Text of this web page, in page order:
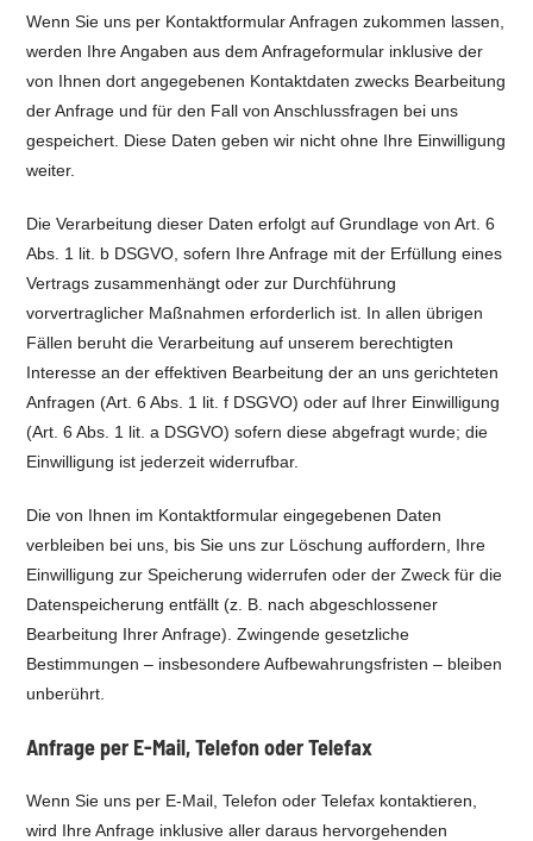
Wenn Sie uns per Kontaktformular Anfragen zukommen lassen,
werden Ihre Angaben aus dem Anfrageformular inklusive der
von Ihnen dort angegebenen Kontaktdaten zwecks Bearbeitung
der Anfrage und für den Fall von Anschlussfragen bei uns
gespeichert. Diese Daten geben wir nicht ohne Ihre Einwilligung
weiter.
Die Verarbeitung dieser Daten erfolgt auf Grundlage von Art. 6
Abs. 1 lit. b DSGVO, sofern Ihre Anfrage mit der Erfüllung eines
Vertrags zusammenhängt oder zur Durchführung
vorvertraglicher Maßnahmen erforderlich ist. In allen übrigen
Fällen beruht die Verarbeitung auf unserem berechtigten
Interesse an der effektiven Bearbeitung der an uns gerichteten
Anfragen (Art. 6 Abs. 1 lit. f DSGVO) oder auf Ihrer Einwilligung
(Art. 6 Abs. 1 lit. a DSGVO) sofern diese abgefragt wurde; die
Einwilligung ist jederzeit widerrufbar.
Die von Ihnen im Kontaktformular eingegebenen Daten
verbleiben bei uns, bis Sie uns zur Löschung auffordern, Ihre
Einwilligung zur Speicherung widerrufen oder der Zweck für die
Datenspeicherung entfällt (z. B. nach abgeschlossener
Bearbeitung Ihrer Anfrage). Zwingende gesetzliche
Bestimmungen – insbesondere Aufbewahrungsfristen – bleiben
unberührt.
Anfrage per E-Mail, Telefon oder Telefax
Wenn Sie uns per E-Mail, Telefon oder Telefax kontaktieren,
wird Ihre Anfrage inklusive aller daraus hervorgehenden